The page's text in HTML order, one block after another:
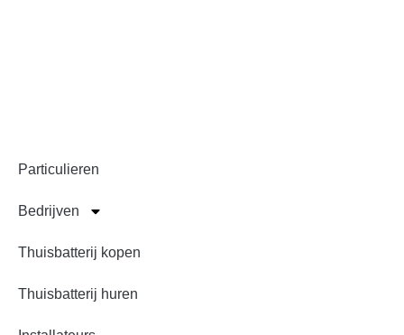
Particulieren
Bedrijven
Thuisbatterij kopen
Thuisbatterij huren